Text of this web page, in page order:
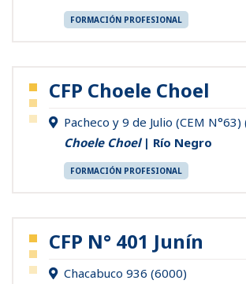
FORMACIÓN PROFESIONAL
CFP Choele Choel
Pacheco y 9 de Julio (CEM N°63)
Choele Choel| Río Negro
FORMACIÓN PROFESIONAL
CFP N° 401 Junín
Chacabuco 936 (6000)